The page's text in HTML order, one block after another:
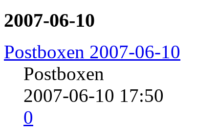
2007-06-10
Postboxen 2007-06-10
Postboxen
2007-06-10 17:50
0